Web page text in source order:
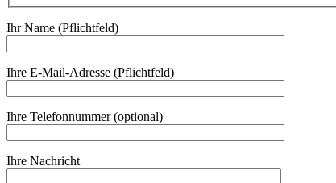
Ihr Name (Pflichtfeld)
Ihre E-Mail-Adresse (Pflichtfeld)
Ihre Telefonnummer (optional)
Ihre Nachricht